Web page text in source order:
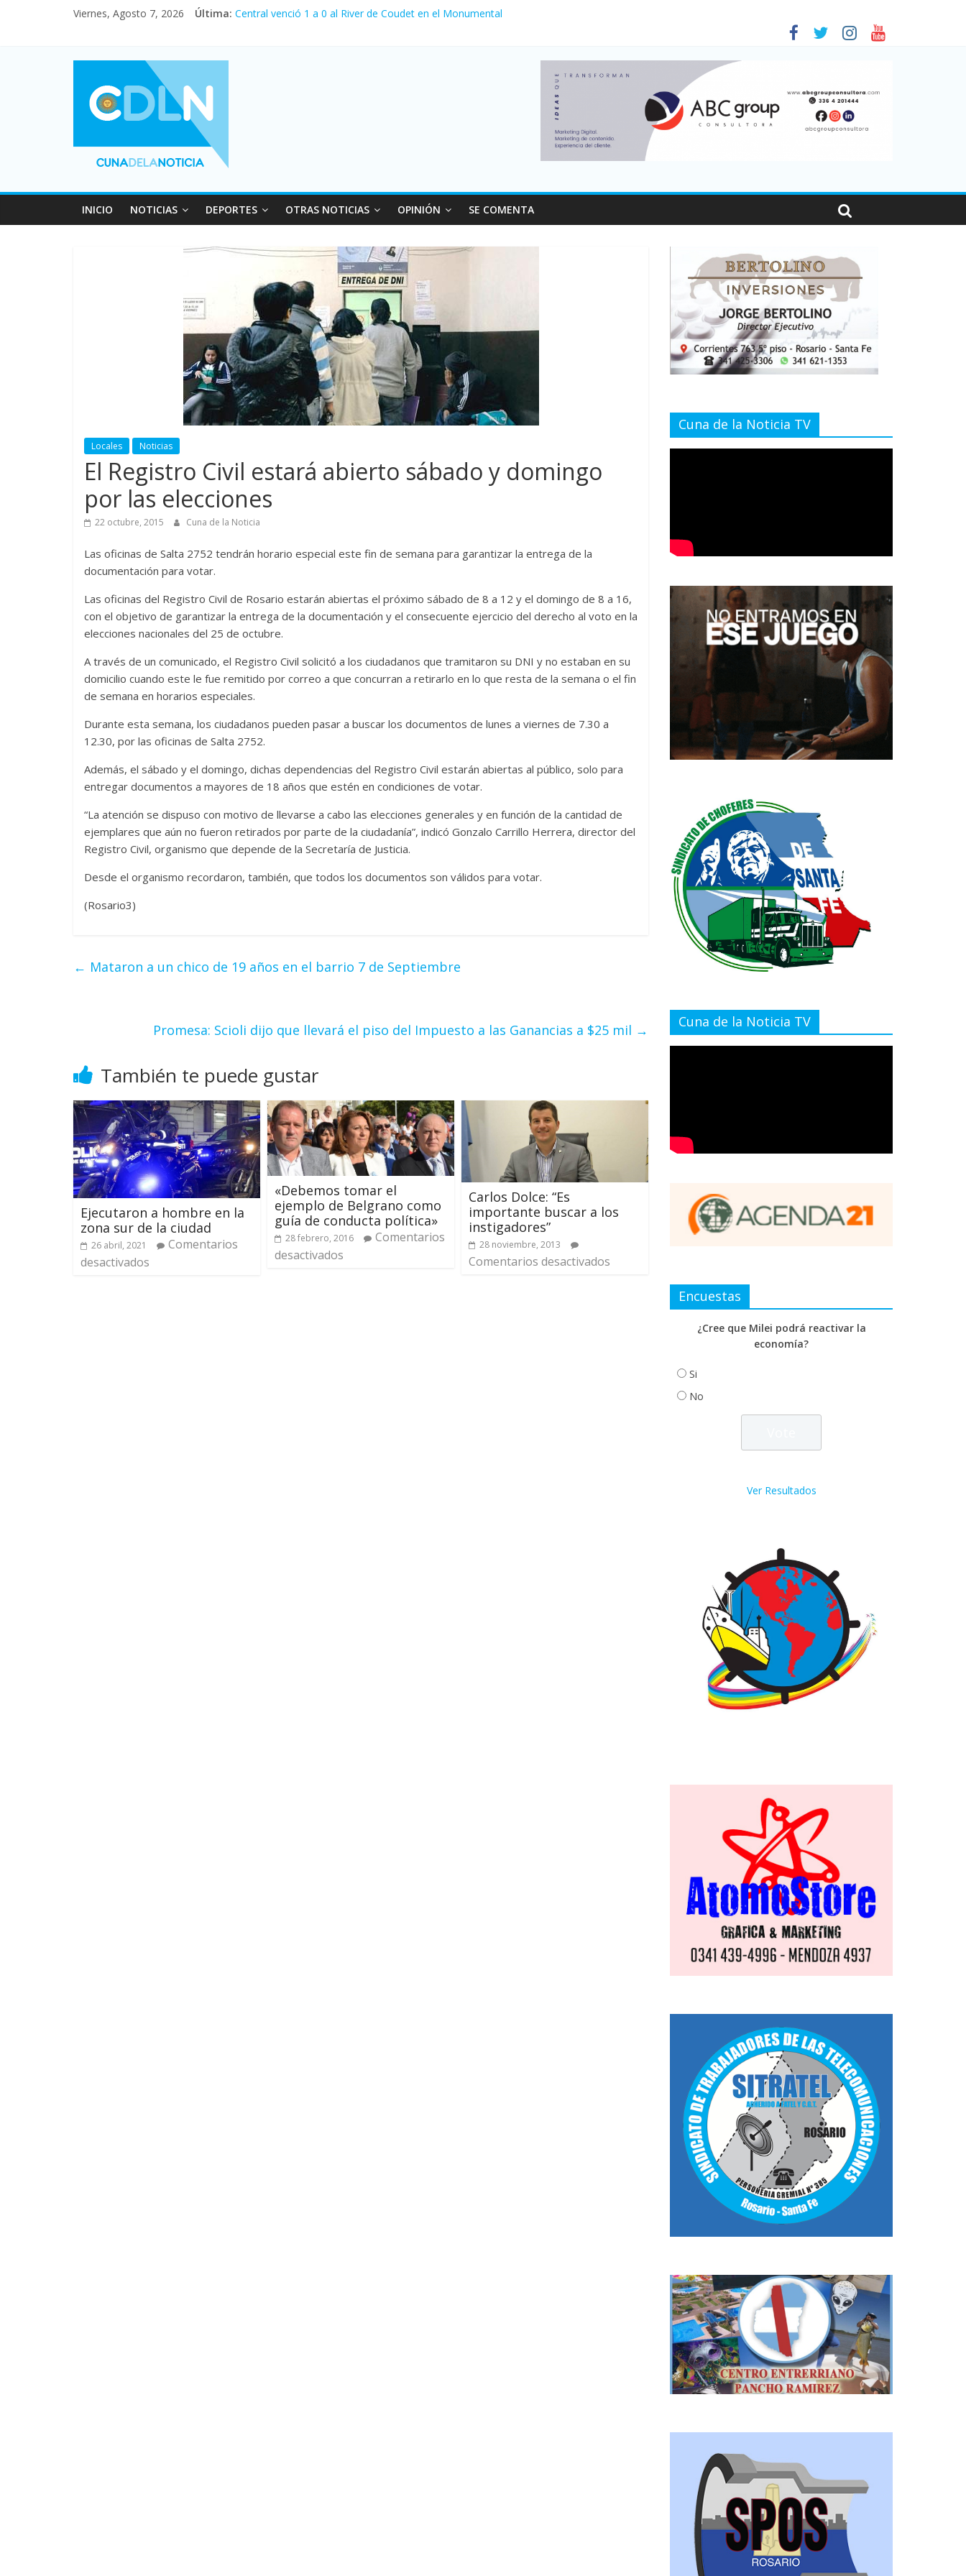
Viernes, Agosto 7, 2026 Última: Central venció 1 a 0 al River de Coudet en el Monumental
Vacaciones de invierno con más movimiento y consumo turístico: 4,6 millones de personas viajaron por el país, un 5,9% más que en 2025
Fuerte caída de la venta de autos usados en julio: bajó un 12,6% interanual
INICIO NOTICIAS DEPORTES OTRAS NOTICIAS OPINIÓN SE COMENTA
Locales Noticias
El Registro Civil estará abierto sábado y domingo
por las elecciones
22 octubre, 2015 Cuna de la Noticia
Las oficinas de Salta 2752 tendrán horario especial este fin de semana para garantizar la entrega de la
documentación para votar.
Las oficinas del Registro Civil de Rosario estarán abiertas el próximo sábado de 8 a 12 y el domingo de 8 a 16,
con el objetivo de garantizar la entrega de la documentación y el consecuente ejercicio del derecho al voto en la
elecciones nacionales del 25 de octubre.
A través de un comunicado, el Registro Civil solicitó a los ciudadanos que tramitaron su DNI y no estaban en su
domicilio cuando este le fue remitido por correo a que concurran a retirarlo en lo que resta de la semana o el fin
de semana en horarios especiales.
Durante esta semana, los ciudadanos pueden pasar a buscar los documentos de lunes a viernes de 7.30 a
12.30, por las oficinas de Salta 2752.
Además, el sábado y el domingo, dichas dependencias del Registro Civil estarán abiertas al público, solo para
entregar documentos a mayores de 18 años que estén en condiciones de votar.
“La atención se dispuso con motivo de llevarse a cabo las elecciones generales y en función de la cantidad de
ejemplares que aún no fueron retirados por parte de la ciudadanía”, indicó Gonzalo Carrillo Herrera, director del
Registro Civil, organismo que depende de la Secretaría de Justicia.
Desde el organismo recordaron, también, que todos los documentos son válidos para votar.
(Rosario3)
← Mataron a un chico de 19 años en el barrio 7 de Septiembre
Promesa: Scioli dijo que llevará el piso del Impuesto a las Ganancias a $25 mil →
También te puede gustar
Ejecutaron a hombre en la
zona sur de la ciudad
26 abril, 2021
Comentarios
desactivados
«Debemos tomar el
ejemplo de Belgrano como
guía de conducta política»
28 febrero, 2016
Comentarios
desactivados
Carlos Dolce: “Es
importante buscar a los
instigadores”
28 noviembre, 2013
Comentarios desactivados
Cuna de la Noticia TV
Cuna de la Noticia TV
Encuestas
¿Cree que Milei podrá reactivar la
economía?
Si
No
Ver Resultados